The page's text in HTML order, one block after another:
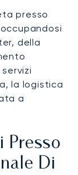
presso
della
la logistica
a
Presso
Di